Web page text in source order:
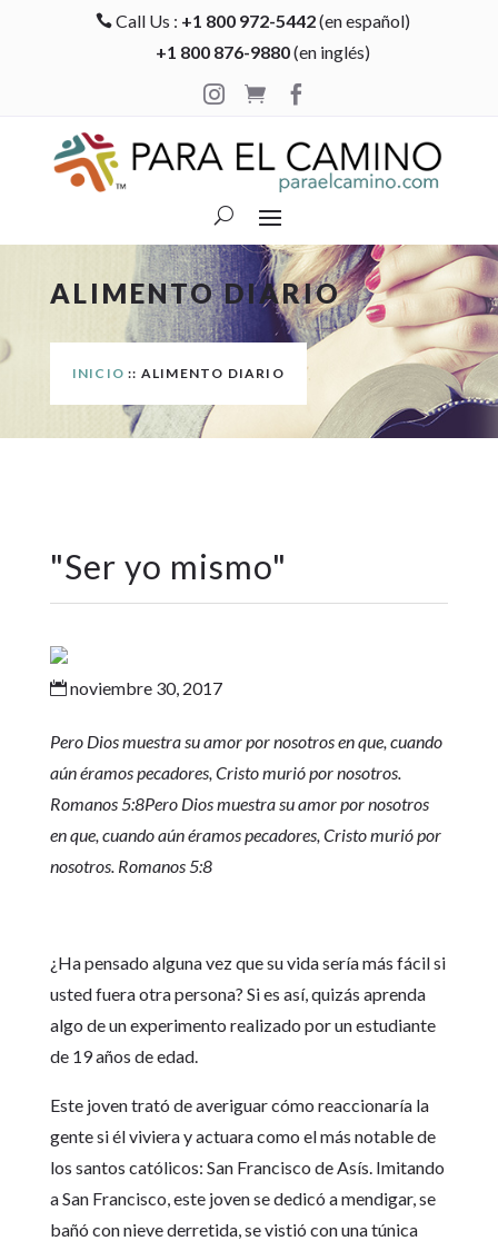
 Call Us : +1 800 972-5442(en español)
+1 800 876-9880(en inglés)

 
ALIMENTO DIARIO
INICIO :: ALIMENTO DIARIO
"Ser yo mismo"
noviembre 30, 2017
Pero Dios muestra su amor por nosotros en que, cuando
aún éramos pecadores, Cristo murió por nosotros.
Romanos 5:8Pero Dios muestra su amor por nosotros
en que, cuando aún éramos pecadores, Cristo murió por
nosotros. Romanos 5:8
¿Ha pensado alguna vez que su vida sería más fácil si
usted fuera otra persona? Si es así, quizás aprenda
algo de un experimento realizado por un estudiante
de 19 años de edad.
Este joven trató de averiguar cómo reaccionaría la
gente si él viviera y actuara como el más notable de
los santos católicos: San Francisco de Asís. Imitando
a San Francisco, este joven se dedicó a mendigar, se
bañó con nieve derretida, se vistió con una túnica